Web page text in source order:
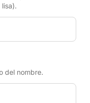
del nombre.